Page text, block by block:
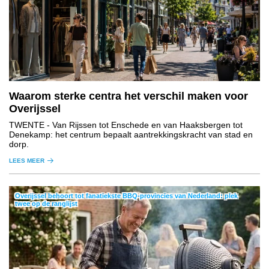
Waarom sterke centra het verschil maken voor
Overijssel
TWENTE - Van Rijssen tot Enschede en van Haaksbergen tot
Denekamp: het centrum bepaalt aantrekkingskracht van stad en
dorp.
LEES MEER
Overijssel behoort tot fanatiekste BBQ-provincies van Nederland: plek
twee op de ranglijst